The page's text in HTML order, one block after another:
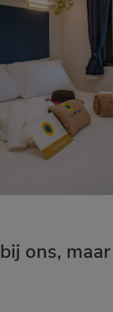
bij ons,